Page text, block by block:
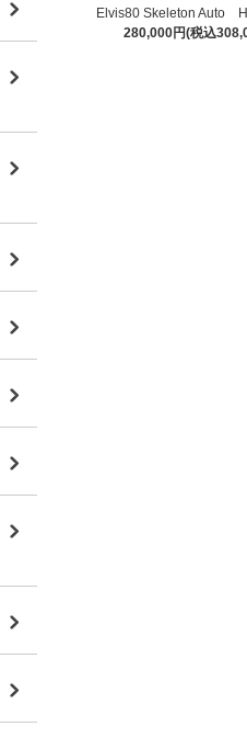
Elvis80 Skeleton Auto
280,000円(税込